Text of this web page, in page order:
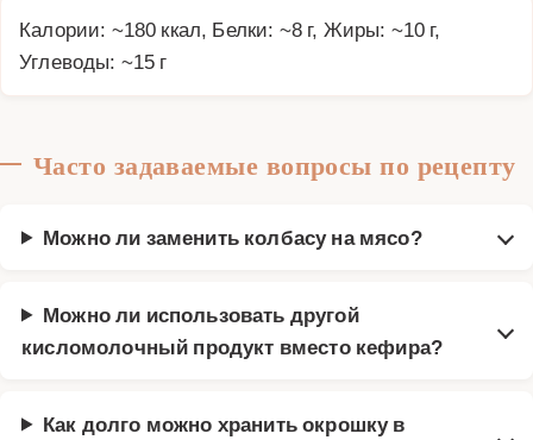
Калории: ~180 ккал, Белки: ~8 г, Жиры: ~10 г,
Углеводы: ~15 г
Часто задаваемые вопросы по рецепту
Можно ли заменить колбасу на мясо?
Можно ли использовать другой
кисломолочный продукт вместо кефира?
Как долго можно хранить окрошку в